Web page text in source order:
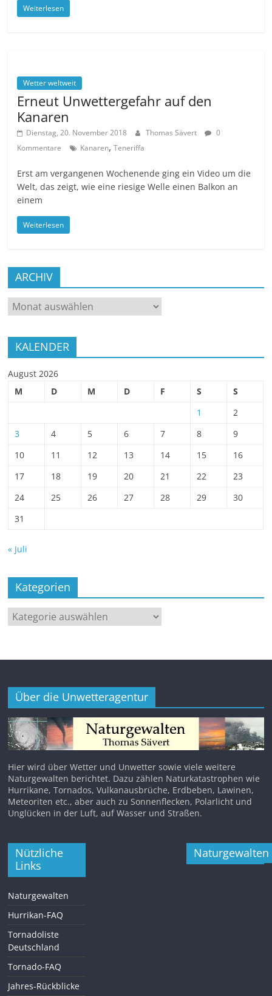
Weiterlesen
Wetter weltweit
Erneut Unwettergefahr auf den
Kanaren
Dienstag, 20. November 2018 Thomas Sävert
0
Kommentare
Kanaren,Teneriffa
Erst am vergangenen Wochenende ging ein Video um die
Welt, das zeigt, wie eine riesige Welle einen Balkon an
einem
Weiterlesen
ARCHIV
ARCHIV
KALENDER
August 2026
M
D M D F S
S
1
2
3
4 5 6 7 8
9
10
11 12 13 14 15
16
17
18 19 20 21 22
23
24
25 26 27 28 29
30
31
« Juli
Kategorien
Kategorien
Über die Unwetteragentur
Hier wird über Wetter und Unwetter sowie viele weitere
Naturgewalten berichtet. Dazu zählen Naturkatastrophen wie
Hurrikane, Tornados, Vulkanausbrüche, Erdbeben, Lawinen,
Meteoriten etc., aber auch zu Sonnenflecken, Polarlicht und
Unglücken in der Luft, auf Wasser und Straßen.
Nützliche
Links
Naturgewalten
Hurrikan-FAQ
Tornadoliste
Deutschland
Tornado-FAQ
Jahres-Rückblicke
Naturgewalten